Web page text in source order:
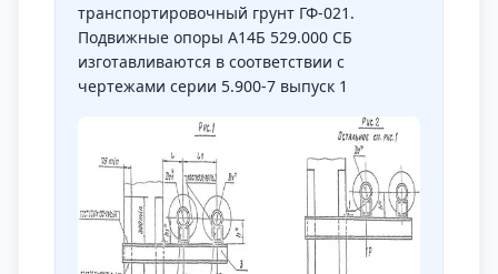
транспортировочный грунт ГФ-021.
Подвижные опоры А14Б 529.000 СБ
изготавливаются в соответствии с
чертежами серии 5.900-7 выпуск 1